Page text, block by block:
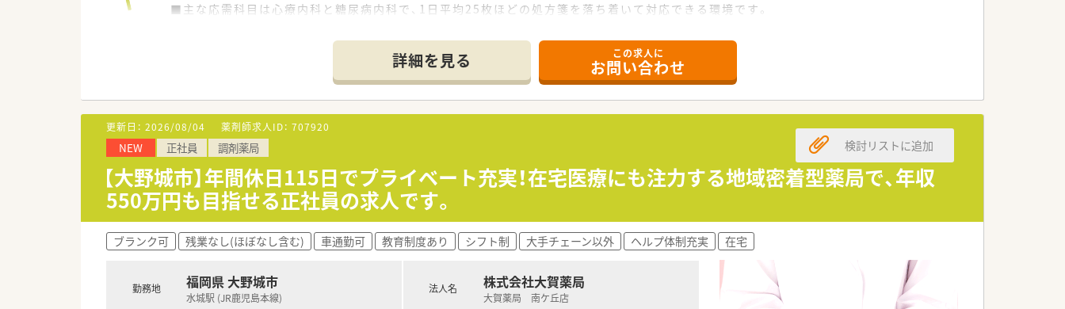
■社員教育に関しては、基本研修から興味ある分野を学べるテーマ別研修があり、その他年次や役職に合わせた研修が充実しています。
■自社開発の150コンテンツある動画は自宅でも視聴可能なように1社員1IDが付与されています。
■e‐learningは会社負担で受ける事ができ、認定薬剤師資格の取得も可能です。
■最新機器や処方せん送信アプリ導入で、薬剤師の負担を軽減すると共に患者様の待機時間を短縮しております。
■主な応需科目は心療内科と糖尿病内科で、1日平均25枚ほどの処方箋を落ち着いて対応できる環境です。
■福岡県を中心に116店舗以上を展開する九州最大手の薬局グループとして、地域医療を支え続けています。
■病院門前から医療モール型まで幅広い店舗形態を持ち、薬剤師として多彩な経験を積むことが可能な環境です。
■従業員満足を重視し、仕事の質を高めるためにプライベートの充実も支援する社風が根付いている法人です。
【勤務実態について】
■九州エリアでは珍しい完全週休2日制を採用しており、年間休日は115日としっかりと確保されている職場です。
■月単位の変形労働時間制を導入し、繁忙期を除いて全社員の残業ゼロを目指す取り組みを積極的に実施しています。
■長時間労働になりがちな医療業界において、ワークライフバランスを重視した働き方が実現できる環境です。
【こんな方が活躍中】
■子育てと仕事を両立させている20代から30代の薬剤師が多く、家庭への理解が深い職場環境といえます。
■かかりつけ薬剤師としての活動や在宅業務に対して、前向きに取り組み地域医療に貢献している方が活躍中です。
■チームワークを大切にし、周囲と協力しながら円滑に業務を進めることができる方が現場の中心となっています。
詳細を見る この求人に
お問い合わせ
更新日： 2026/08/04 薬剤師求人ID： 707920
NEW 正社員 調剤薬局
【大野城市】年間休日115日でプライベート充実！在宅医療にも注力する地域密着型薬局で、年収
550万円も目指せる正社員の求人です。
検討リストに追加
ブランク可 残業なし(ほぼなし含む) 車通勤可 教育制度あり シフト制 大手チェーン以外 ヘルプ体制充実 在宅
勤務地 福岡県 大野城市
水城駅 (JR鹿児島本線)
法人名 株式会社大賀薬局
大賀薬局 南ケ丘店